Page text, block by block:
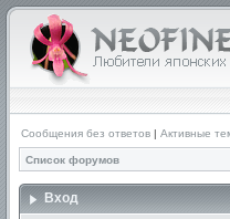
Сообщения без ответов | Активные
Список форумов
Вход